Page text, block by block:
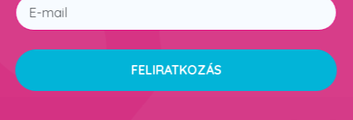
FELIRATKOZÁS